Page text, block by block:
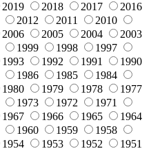
2019 2018 2017
2016
2012 2011
2010
2006 2005 2004
2003
1999 1998
1997
1993 1992 1991
1990
1986 1985
1984
1980 1979 1978
1977
1973 1972
1971
1967 1966 1965
1964
1960 1959
1958
1954 1953 1952
1951